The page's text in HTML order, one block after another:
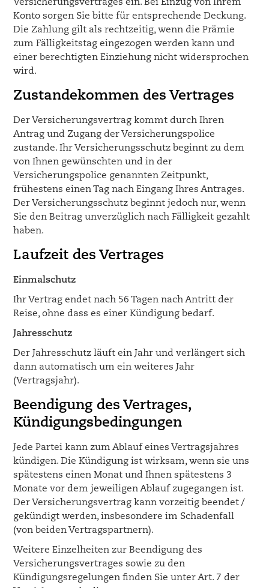
Versicherungsvertrages ein. Bei Einzug von Ihrem
Konto sorgen Sie bitte für entsprechende Deckung.
Die Zahlung gilt als rechtzeitig, wenn die Prämie
zum Fälligkeitstag eingezogen werden kann und
einer berechtigten Einziehung nicht widersprochen
wird.
Zustandekommen des Vertrages
Der Versicherungsvertrag kommt durch Ihren
Antrag und Zugang der Versicherungspolice
zustande. Ihr Versicherungsschutz beginnt zu dem
von Ihnen gewünschten und in der
Versicherungspolice genannten Zeitpunkt,
frühestens einen Tag nach Eingang Ihres Antrages.
Der Versicherungsschutz beginnt jedoch nur, wenn
Sie den Beitrag unverzüglich nach Fälligkeit gezahlt
haben.
Laufzeit des Vertrages
Einmalschutz
Ihr Vertrag endet nach 56 Tagen nach Antritt der
Reise, ohne dass es einer Kündigung bedarf.
Jahresschutz
Der Jahresschutz läuft ein Jahr und verlängert sich
dann automatisch um ein weiteres Jahr
(Vertragsjahr).
Beendigung des Vertrages,
Kündigungsbedingungen
Jede Partei kann zum Ablauf eines Vertragsjahres
kündigen. Die Kündigung ist wirksam, wenn sie uns
spätestens einen Monat und Ihnen spätestens 3
Monate vor dem jeweiligen Ablauf zugegangen ist.
Der Versicherungsvertrag kann vorzeitig beendet /
gekündigt werden, insbesondere im Schadenfall
(von beiden Vertragspartnern).
Weitere Einzelheiten zur Beendigung des
Versicherungsvertrages sowie zu den
Kündigungsregelungen finden Sie unter Art. 7 der